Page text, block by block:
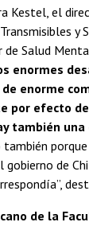
Kestel, el
y
Salud
enormes
de enorme
por efecto
también
de
de la